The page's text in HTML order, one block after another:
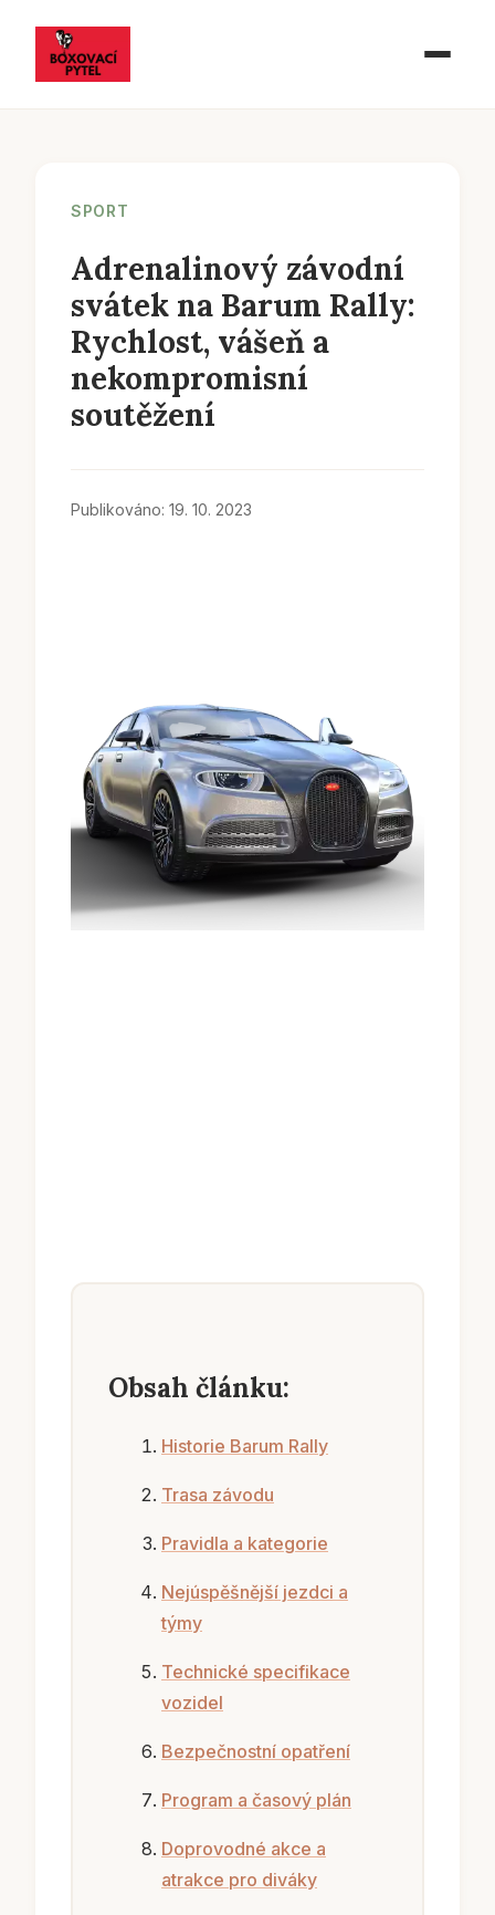
SPORT
Adrenalinový závodní
svátek na Barum Rally:
Rychlost, vášeň a
nekompromisní
soutěžení
Publikováno: 19. 10. 2023
Obsah článku:
Historie Barum Rally
Trasa závodu
Pravidla a kategorie
Nejúspěšnější jezdci a
týmy
Technické specifikace
vozidel
Bezpečnostní opatření
Program a časový plán
Doprovodné akce a
atrakce pro diváky